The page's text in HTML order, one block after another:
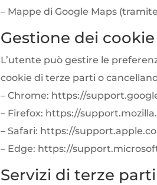
– Mappe di Google Maps
Gestione dei cookie
L’utente può gestire le
cookie di terze parti o
– Chrome: https://
– Firefox: https://
– Safari: https://
– Edge: https://
Servizi di terze